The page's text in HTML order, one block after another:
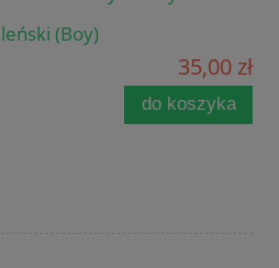
(Boy)
35,00 zł
do koszyka